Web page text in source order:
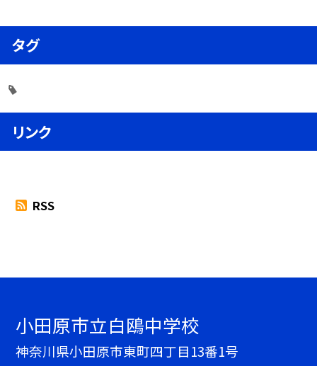
タグ
リンク
RSS
小田原市立白鴎中学校
神奈川県小田原市東町四丁目13番1号